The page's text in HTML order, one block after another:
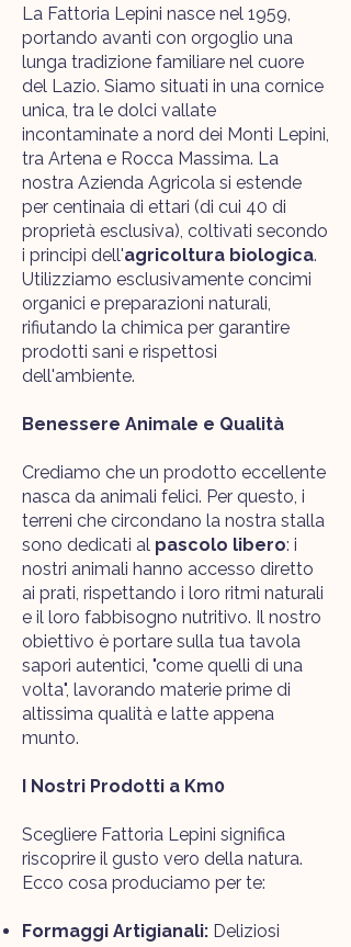
La Fattoria Lepini nasce nel 1959,
portando avanti con orgoglio una
lunga tradizione familiare nel cuore
del Lazio. Siamo situati in una cornice
unica, tra le dolci vallate
incontaminate a nord dei Monti Lepini,
tra Artena e Rocca Massima. La
nostra Azienda Agricola si estende
per centinaia di ettari (di cui 40 di
proprietà esclusiva), coltivati secondo
i principi dell'agricoltura biologica.
Utilizziamo esclusivamente concimi
organici e preparazioni naturali,
rifiutando la chimica per garantire
prodotti sani e rispettosi
dell'ambiente.
Benessere Animale e Qualità
Crediamo che un prodotto eccellente
nasca da animali felici. Per questo, i
terreni che circondano la nostra stalla
sono dedicati al pascolo libero: i
nostri animali hanno accesso diretto
ai prati, rispettando i loro ritmi naturali
e il loro fabbisogno nutritivo. Il nostro
obiettivo è portare sulla tua tavola
sapori autentici, "come quelli di una
volta", lavorando materie prime di
altissima qualità e latte appena
munto.
I Nostri Prodotti a Km0
Scegliere Fattoria Lepini significa
riscoprire il gusto vero della natura.
Ecco cosa produciamo per te:
Formaggi Artigianali: Deliziosi